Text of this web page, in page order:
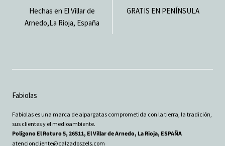
Hechas en El Villar de
Arnedo,La Rioja, España
GRATIS EN PENÍNSULA
Fabiolas
Fabiolas es una marca de alpargatas comprometida con la tierra, la tradición,
sus clientes y el medioambiente.
Polígono El Roturo 5, 26511, El Villar de Arnedo, La Rioja, ESPAÑA
atencioncliente@calzadoszels.com